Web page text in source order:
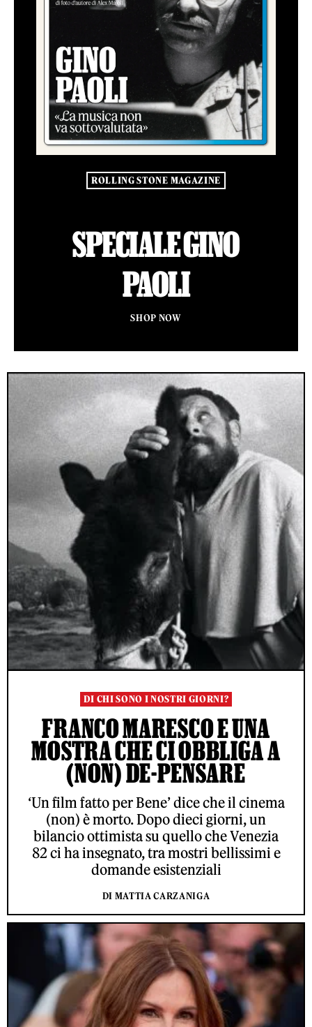
ROLLING STONE MAGAZINE
SPECIALE GINO
PAOLI
SHOP NOW
DI CHI SONO I NOSTRI GIORNI?
FRANCO MARESCO E UNA
MOSTRA CHE CI OBBLIGA A
(NON) DE-PENSARE
‘Un film fatto per Bene’ dice che il cinema
(non) è morto. Dopo dieci giorni, un
bilancio ottimista su quello che Venezia
82 ci ha insegnato, tra mostri bellissimi e
domande esistenziali
DI MATTIA CARZANIGA